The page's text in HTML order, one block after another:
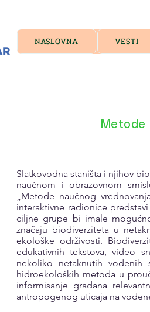
NASLOVNA VESTI
Metode
Slatkovodna staništa i njihov
naučnom i obrazovnom
„Metode naučnog
interaktivne radionice
ciljne grupe bi imale
značaju biodiverziteta u
ekološke održivosti.
edukativnih tekstova, video
nekoliko netaknutih vodenih
hidroekoloških metoda u
informisanje građana
antropogenog uticaja na